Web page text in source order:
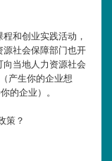
和创业实践活动，
源社会保障部门也开
当地人力资源社会
产生你的企业想
的企业）。
策？